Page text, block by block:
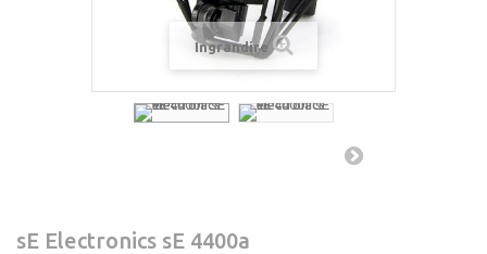
Ingrandire
sE Electronics sE 4400a